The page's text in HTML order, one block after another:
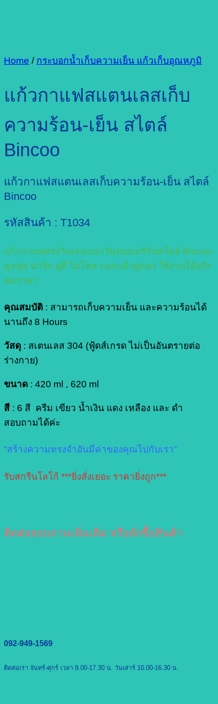
Home / กระบอกน้ำเก็บความเย็น แก้วเก็บอุณหภูมิ
แก้วกาแฟสแตนเลสเก็บ
ความร้อน-เย็น สไตล์
Bincoo
แก้วกาแฟสแตนเลสเก็บความร้อน-เย็น สไตล์
Bincoo
รหัสสินค้า : T1034
แก้วกาแฟทรงวินเทจแนววัยรุ่นอเมริกันสไตล์ Bincoo
คูลสุด น่ารัก ดูดี ไม่โหล แจกแล้วดูแพง ใช้งานได้จริง
สมราคา
คุณสมบัติ : สามารถเก็บความเย็น และความร้อนได้
นานถึง 8 Hours
วัสดุ : สเตนเลส 304 (ฟู้ดส์เกรด ไม่เป็นอันตรายต่อ
ร่างกาย)
ขนาด : 420 ml , 620 ml
สี : 6 สี ครีม เขียว น้ำเงิน แดง เหลือง และ ดำ
สอบถามได้ค่ะ
“สร้างความทรงจำอันมีค่าของคุณไปกับเรา”
รับสกรีนโลโก้ ***ยิ่งสั่งเยอะ ราคายิ่งถูก***
ติดต่อสอบถามเพิ่มเติม หรือสั่งซื้อสินค้า
092-949-1569
ติดต่อเรา จันทร์-ศุกร์ เวลา 9.00-17.30 น. วันเสาร์ 10.00-16.30 น.